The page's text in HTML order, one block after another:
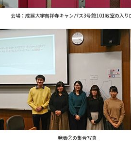
会場：成蹊大学吉祥寺キャンパス3号館101教室の入り
発表②の集合写真